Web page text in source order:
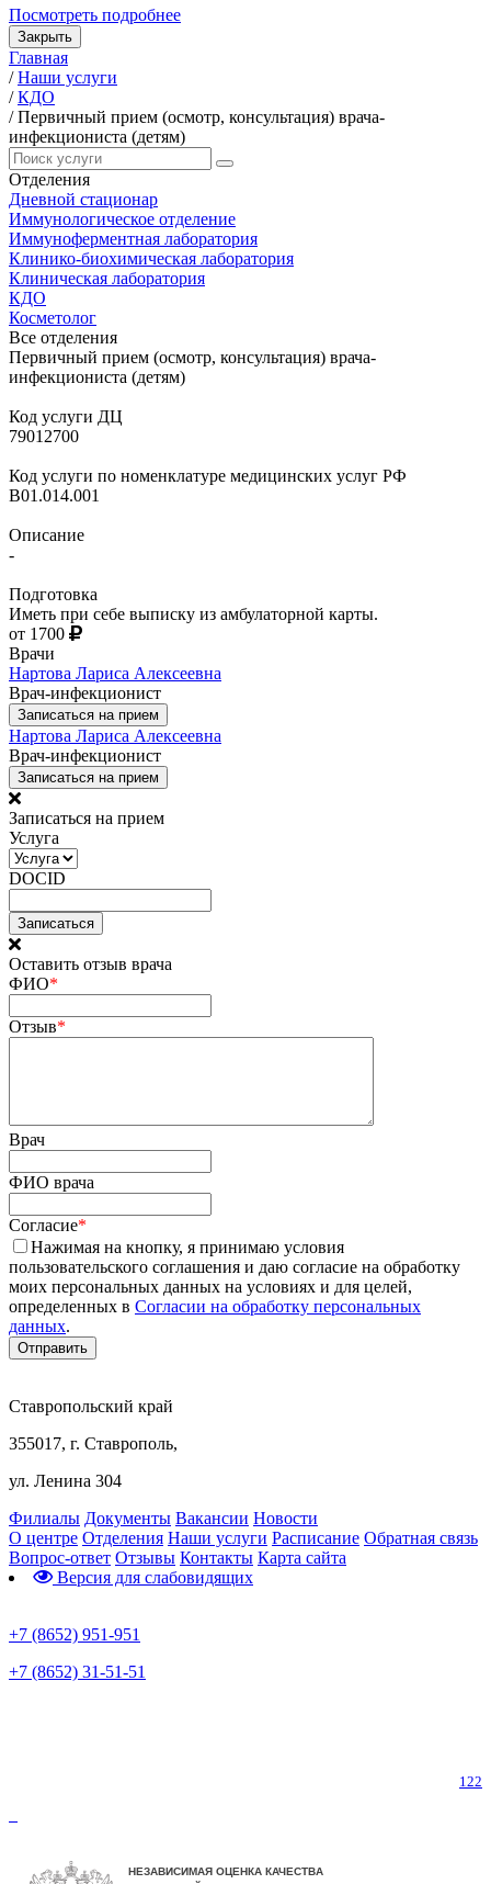
Посмотреть подробнее
Закрыть
Главная
/ Наши услуги
/ КДО
/ Первичный прием (осмотр, консультация) врача-
инфекциониста (детям)
Отделения
Дневной стационар
Иммунологическое отделение
Иммуноферментная лаборатория
Клинико-биохимическая лаборатория
Клиническая лаборатория
КДО
Косметолог
Все отделения
Первичный прием (осмотр, консультация) врача-
инфекциониста (детям)
Код услуги ДЦ
79012700
Код услуги по номенклатуре медицинских услуг РФ
B01.014.001
Описание
-
Подготовка
Иметь при себе выписку из амбулаторной карты.
от 1700
Врачи
Нартова Лариса Алексеевна
Врач-инфекционист
Записаться на прием
Нартова Лариса Алексеевна
Врач-инфекционист
Записаться на прием
Записаться на прием
Услуга
DOCID
Оставить отзыв врача
ФИО*
Отзыв*
Врач
ФИО врача
Согласие*
Нажимая на кнопку, я принимаю условия
пользовательского соглашения и даю согласие на обработку
моих персональных данных на условиях и для целей,
определенных в Согласии на обработку персональных
данных.
Ставропольский край
355017, г. Ставрополь,
ул. Ленина 304
Филиалы Документы Вакансии Новости
О центре Отделения Наши услуги Расписание Обратная связь
Вопрос-ответ Отзывы Контакты Карта сайта
Версия для слабовидящих
+7 (8652) 951-951
+7 (8652) 31-51-51
122